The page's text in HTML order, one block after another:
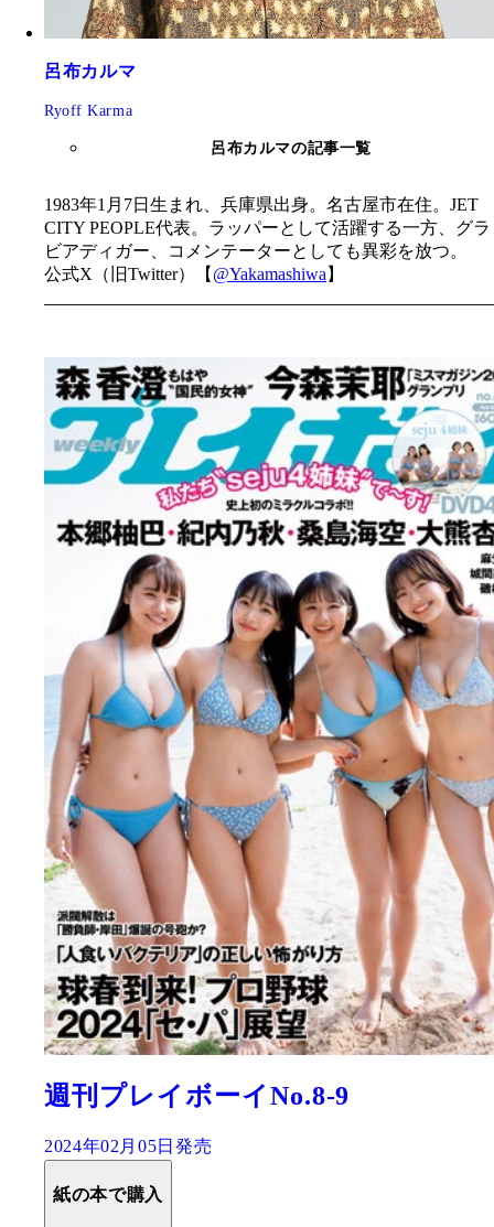
呂布カルマ
Ryoff Karma
呂布カルマの記事一覧
1983年1月7日生まれ、兵庫県出身。名古屋市在住。JET
CITY PEOPLE代表。ラッパーとして活躍する一方、グラ
ビアディガー、コメンテーターとしても異彩を放つ。
公式X（旧Twitter）【 @Yakamashiwa 】
週刊プレイボーイNo.8-9
2024年02月05日発売
紙の本で購入